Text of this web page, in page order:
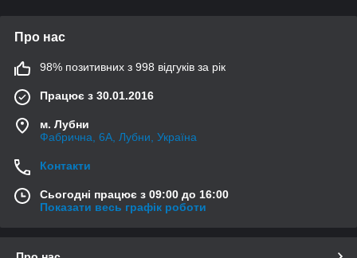
Про нас
98% позитивних з 998 відгуків за рік
Працює з 30.01.2016
м. Лубни
Фабрична, 6А, Лубни, Україна
Контакти
Сьогодні працює з 09:00 до 16:00
Показати весь графік роботи